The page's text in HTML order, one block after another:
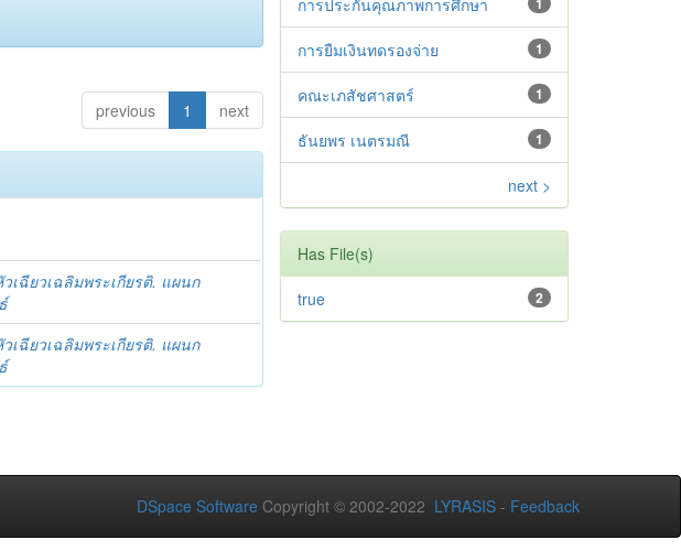
previous 1 next
เฉียวเฉลิมพระเกียรติ. แผนก
เฉียวเฉลิมพระเกียรติ. แผนก
การประกันคุณภาพการศึกษา
1
การยืมเงินทดรองจ่าย
1
คณะเภสัชศาสตร์
1
ธันยพร เนตรมณี
next >
Has File(s)
2
true
DSpace Software Copyright © 2002-2022 LYRASIS - Feedback